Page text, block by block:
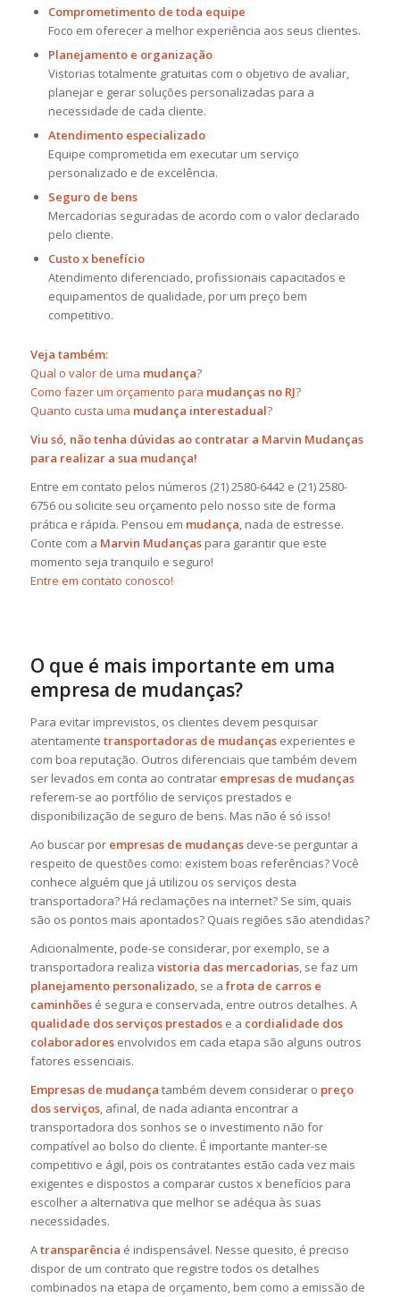
Comprometimento de toda equipe
Foco em oferecer a melhor experiência aos seus clientes.
Planejamento e organização
Vistorias totalmente gratuitas com o objetivo de avaliar,
planejar e gerar soluções personalizadas para a
necessidade de cada cliente.
Atendimento especializado
Equipe comprometida em executar um serviço
personalizado e de excelência.
Seguro de bens
Mercadorias seguradas de acordo com o valor declarado
pelo cliente.
Custo x benefício
Atendimento diferenciado, profissionais capacitados e
equipamentos de qualidade, por um preço bem
competitivo.
Veja também:
Qual o valor de uma mudança?
Como fazer um orçamento para mudanças no RJ?
Quanto custa uma mudança interestadual?
Viu só, não tenha dúvidas ao contratar a Marvin Mudanças
para realizar a sua mudança!
Entre em contato pelos números (21) 2580-6442 e (21) 2580-
6756 ou solicite seu orçamento pelo nosso site de forma
prática e rápida. Pensou em mudança, nada de estresse.
Conte com a Marvin Mudançaspara garantir que este
momento seja tranquilo e seguro!
Entre em contato conosco!
O que é mais importante em uma
empresa de mudanças?
Para evitar imprevistos, os clientes devem pesquisar
atentamente transportadoras de mudançasexperientes e
com boa reputação. Outros diferenciais que também devem
ser levados em conta ao contratar empresas de mudanças
referem-se ao portfólio de serviços prestados e
disponibilização de seguro de bens. Mas não é só isso!
Ao buscar por empresas de mudançasdeve-se perguntar a
respeito de questões como: existem boas referências? Você
conhece alguém que já utilizou os serviços desta
transportadora? Há reclamações na internet? Se sim, quais
são os pontos mais apontados? Quais regiões são atendidas?
Adicionalmente, pode-se considerar, por exemplo, se a
transportadora realiza vistoria das mercadorias, se faz um
planejamento personalizado, se a frota de carros e
caminhõesé segura e conservada, entre outros detalhes. A
qualidade dos serviços prestadose a cordialidade dos
colaboradoresenvolvidos em cada etapa são alguns outros
fatores essenciais.
Empresas de mudança também devem considerar o preço
dos serviços, afinal, de nada adianta encontrar a
transportadora dos sonhos se o investimento não for
compatível ao bolso do cliente. É importante manter-se
competitivo e ágil, pois os contratantes estão cada vez mais
exigentes e dispostos a comparar custos x benefícios para
escolher a alternativa que melhor se adéqua às suas
necessidades.
Atransparência é indispensável. Nesse quesito, é preciso
dispor de um contrato que registre todos os detalhes
combinados na etapa de orçamento, bem como a emissão de